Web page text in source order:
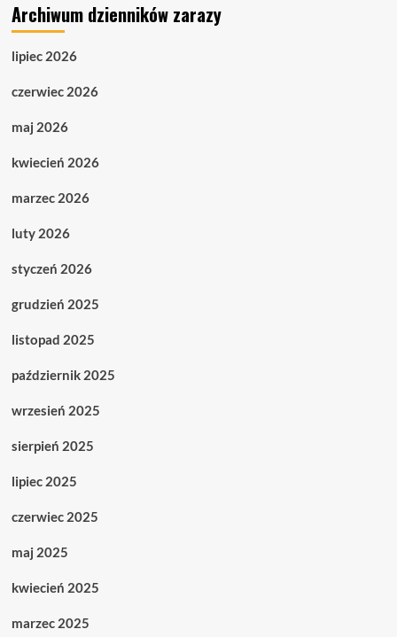
Archiwum dzienników zarazy
lipiec 2026
czerwiec 2026
maj 2026
kwiecień 2026
marzec 2026
luty 2026
styczeń 2026
grudzień 2025
listopad 2025
październik 2025
wrzesień 2025
sierpień 2025
lipiec 2025
czerwiec 2025
maj 2025
kwiecień 2025
marzec 2025